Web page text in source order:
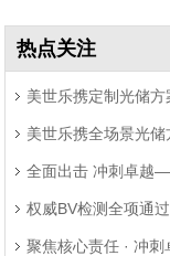
热点关注
美世乐携定制光储
题 美世乐携全场景光
全面出击 冲刺卓越
权威BV检测全项通
聚焦核心责任 · 冲